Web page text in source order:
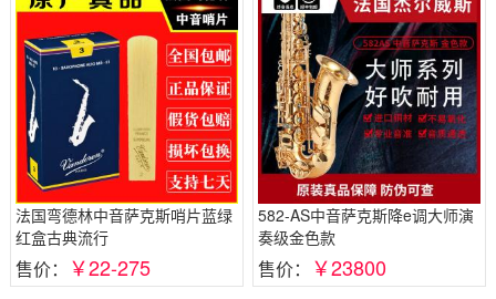
法国弯德林中音萨克斯哨片蓝绿
红盒古典流行
售价： ￥22-275
582-AS中音萨克斯降e调大师演
奏级金色款
售价： ￥23800